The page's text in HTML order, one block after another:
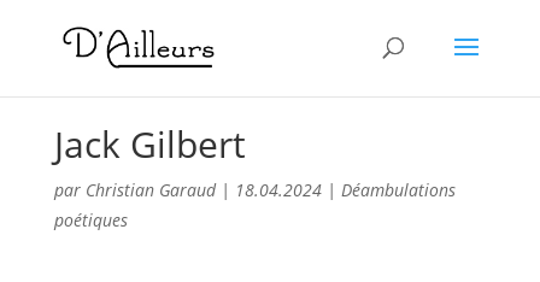
Jack Gilbert
par Christian Garaud| 18.04.2024| Déambulations
poétiques